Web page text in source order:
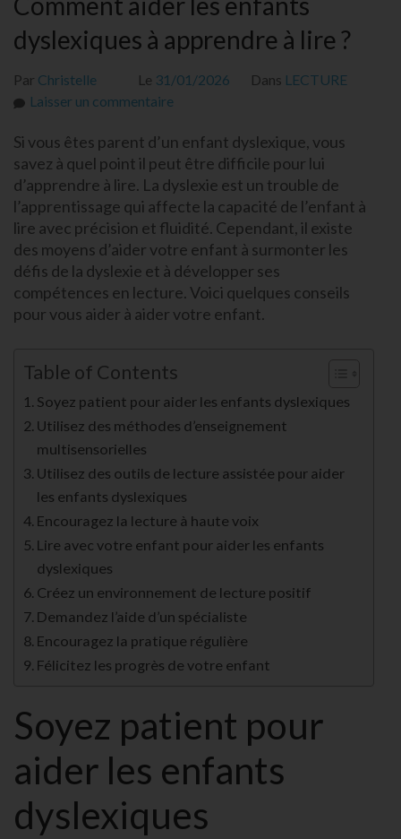
dyslexiques à apprendre à lire ?
Par Christelle Le 31/01/2026 Dans LECTURE
Laisser un commentairesur
aider
les
enfants
dyslexiques
à
apprendre
à
lire
?
Si vous êtes parent d’un enfant dyslexique, vous
savez à quel point il peut être difficile pour lui
d’apprendre à lire. La dyslexie est un trouble de
l’apprentissage qui affecte la capacité de l’enfant à
lire avec précision et fluidité. Cependant, il existe
des moyens d’aider votre enfant à surmonter les
défis de la dyslexie et à développer ses
compétences en lecture. Voici quelques conseils
pour vous aider à aider votre enfant.
Table of Contents
Soyez patient pour aider les enfants dyslexiques
Utilisez des méthodes d’enseignement
multisensorielles
Utilisez des outils de lecture assistée pour aider
les enfants dyslexiques
Encouragez la lecture à haute voix
Lire avec votre enfant pour aider les enfants
dyslexiques
Créez un environnement de lecture positif
Demandez l’aide d’un spécialiste
Encouragez la pratique régulière
Félicitez les progrès de votre enfant
Soyez patient pour
aider les enfants
dyslexiques